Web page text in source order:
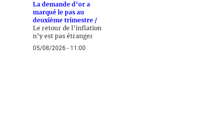
La demande d’or a
marqué le pas au
deuxième trimestre /
Le retour de l’inflation
n’y est pas étranger
05/08/2026 - 11:00